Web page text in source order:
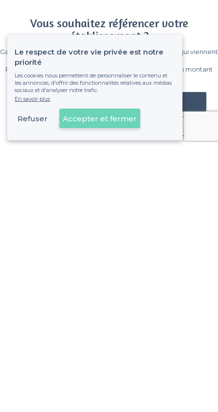
Vous souhaitez référencer votre
établissement ?
Gagnez de nombreux clients parmi le million de visiteurs qui viennent
Pas de commissions et sans engagement, vous payez un montant
fixe sans risque de voir déraper la facture.
Référencer mon établissement
Déjà client
Le respect de votre vie privée est notre
priorité
Les cookies nous permettent de personnaliser le contenu et
les annonces, d'offrir des fonctionnalités relatives aux médias
sociaux et d'analyser notre trafic.
En savoir plus
Refuser Accepter et fermer